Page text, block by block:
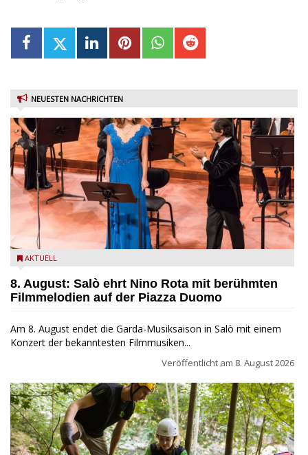
NEUESTEN NACHRICHTEN
Estate Musicale del Garda: Salò ehrt Nino Rota
AKTUELL
8. August: Salò ehrt Nino Rota mit berühmten
Filmmelodien auf der Piazza Duomo
Am 8. August endet die Garda-Musiksaison in Salò mit einem
Konzert der bekanntesten Filmmusiken...
Veröffentlicht am 8. August 2026